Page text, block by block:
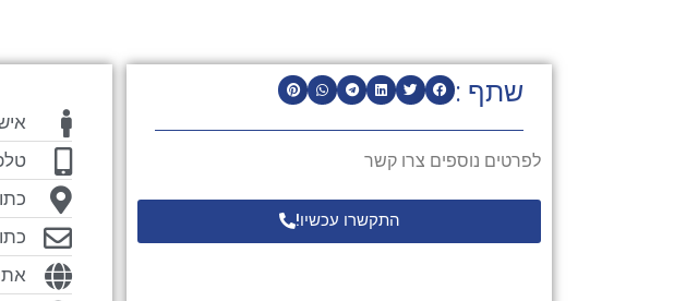
שתף :
לפרטים נוספים צרו קשר
התקשרו עכשיו!